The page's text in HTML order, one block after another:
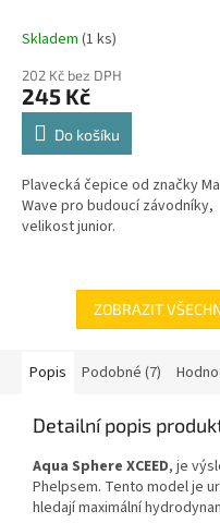
Skladem (1 ks)
202 Kč bez DPH
245 Kč
Do košíku
Plavecká čepice od značky
Wave pro budoucí závodníky,
velikost junior.
ZOBRAZIT
Popis Podobné (7)
Detailní popis
Aqua Sphere XCEED, je
Phelpsem. Tento model je
hledají maximální